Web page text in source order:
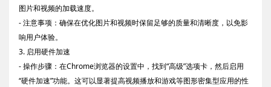
图片和视频的加载速度。
- 注意事项：确保在优化图片和视频时保留足够的质量和清晰度，以免影
响用户体验。
3. 启用硬件加速
- 操作步骤：在Chrome浏览器的设置中，找到“高级”选项卡，然后启用
“硬件加速”功能。这可以显著提高视频播放和游戏等图形密集型应用的性